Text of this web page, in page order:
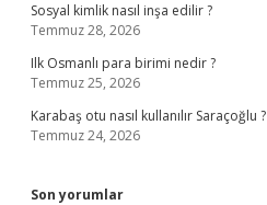
Sosyal kimlik nasıl inşa edilir ?
Temmuz 28, 2026
Ilk Osmanlı para birimi nedir ?
Temmuz 25, 2026
Karabaş otu nasıl kullanılır Saraçoğlu ?
Temmuz 24, 2026
Son yorumlar